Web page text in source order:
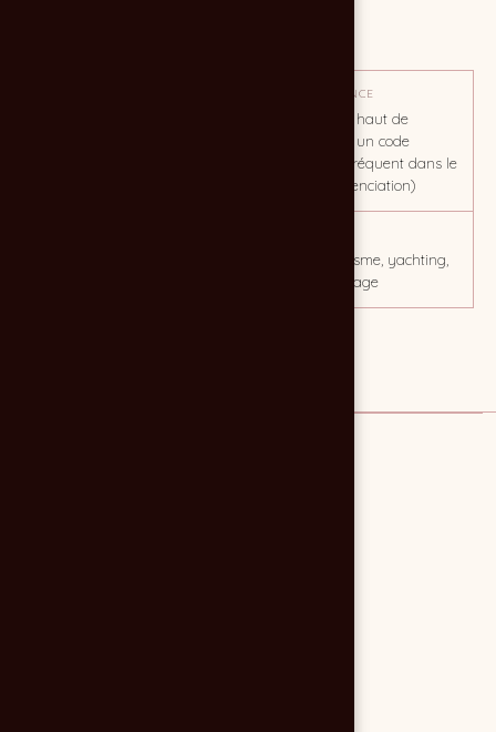
TON / AMBIANCE
Sentiment de haut de
gamme avec un code
couleur peu fréquent dans le
métier (différenciation)
bateau, nautisme, yachting,
voile, accastillage